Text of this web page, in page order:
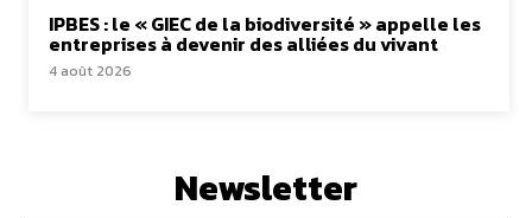
IPBES : le « GIEC de la biodiversité » appelle les
entreprises à devenir des alliées du vivant
4 août 2026
Newsletter